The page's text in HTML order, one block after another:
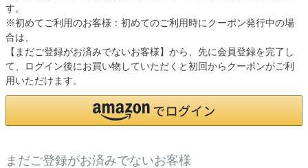
す。
※初めてご利用のお客様：初めてのご利用時にクーポン発行中の場
合は、
【まだご登録がお済みでないお客様】から、先に会員登録を完了し
て、ログイン後にお買い物していただくと初回からクーポンがご利
用いただけます。
まだご登録がお済みでないお客様